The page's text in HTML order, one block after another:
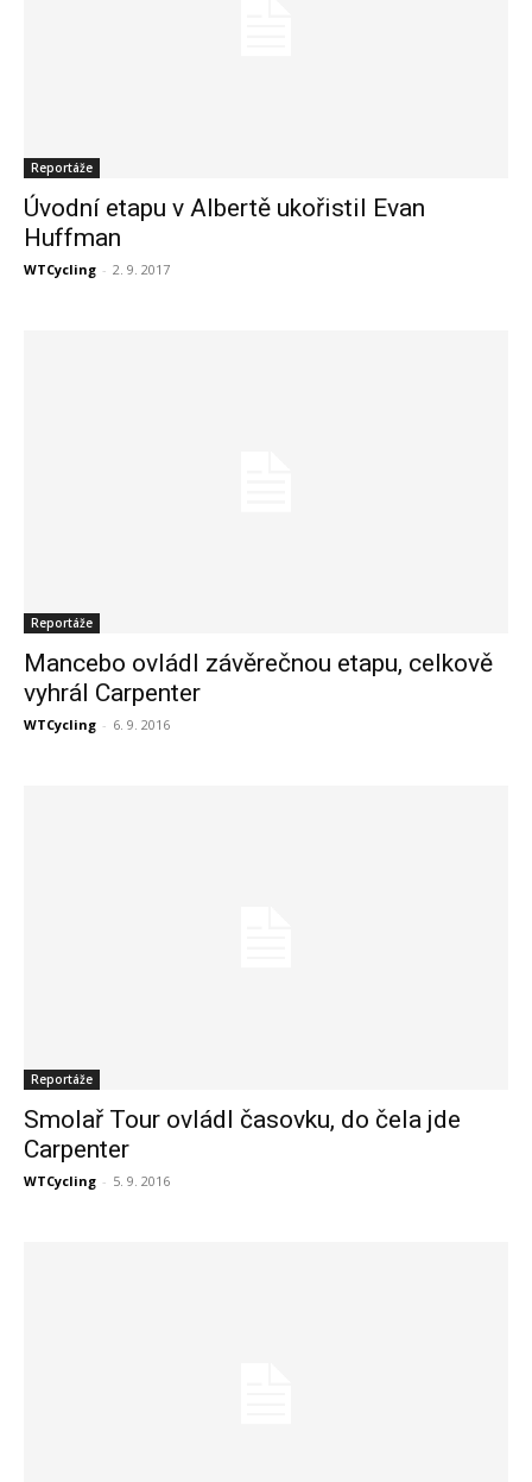
Reportáže
Úvodní etapu v Albertě ukořistil Evan
Huffman
WTCycling - 2. 9. 2017
Reportáže
Mancebo ovládl závěrečnou etapu, celkově
vyhrál Carpenter
WTCycling - 6. 9. 2016
Reportáže
Smolař Tour ovládl časovku, do čela jde
Carpenter
WTCycling - 5. 9. 2016